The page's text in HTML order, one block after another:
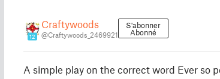
12
Craftywoods
@Craftywoods_2469921
S'abonner
Abonné
A simple play on the correct word Ever so